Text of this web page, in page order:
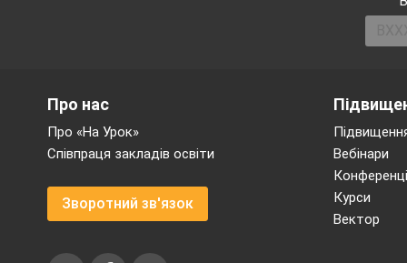
Підвищення
Вебінари
Курси
Вектор
Про нас
Про «На Урок»
Співпраця закладів освіти
Зворотний зв'язок